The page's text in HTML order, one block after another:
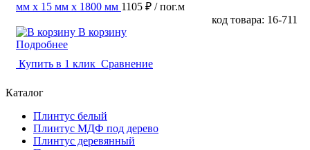
мм х 15 мм х 1800 мм 1105 ₽ / пог.м
код товара: 16-711
В корзину
Подробнее
Купить в 1 клик Сравнение
Каталог
Плинтус белый
Плинтус МДФ под дерево
Плинтус деревянный